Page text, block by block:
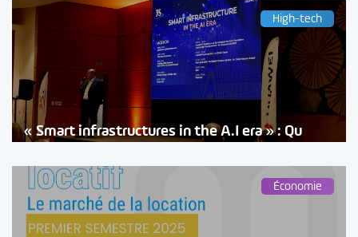
High-tech
« Smart infrastructures in the A.I era » : Qu
Économie